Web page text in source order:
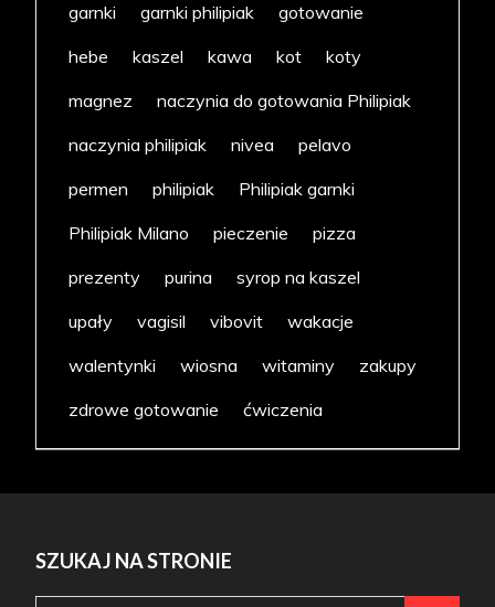
garnki
garnki philipiak
gotowanie
hebe
kaszel kawa kot
koty
magnez
naczynia do gotowania Philipiak
naczynia philipiak
nivea
pelavo
permen
philipiak
Philipiak garnki
Philipiak Milano
pieczenie
pizza
prezenty
purina
syrop na kaszel
upały
vagisil vibovit
wakacje
walentynki
wiosna witaminy
zakupy
zdrowe gotowanie
ćwiczenia
SZUKAJ NA STRONIE